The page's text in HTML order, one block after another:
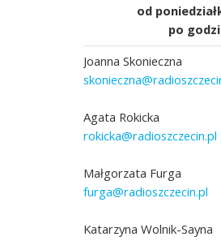
od
po
Joanna Skonieczna
Agata Rokicka
rokicka@radioszczecin.pl
Małgorzata Furga
furga@radioszczecin.pl
Katarzyna Wolnik-Sayna